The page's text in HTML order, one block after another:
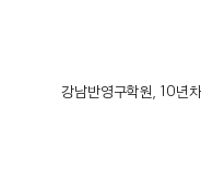
강남반영구학원, 10년